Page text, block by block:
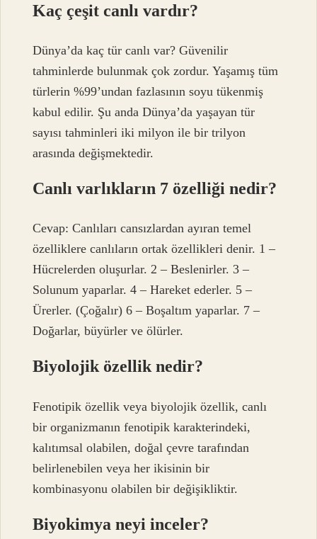
Kaç çeşit canlı vardır?
Dünya’da kaç tür canlı var? Güvenilir
tahminlerde bulunmak çok zordur. Yaşamış tüm
türlerin %99’undan fazlasının soyu tükenmiş
kabul edilir. Şu anda Dünya’da yaşayan tür
sayısı tahminleri iki milyon ile bir trilyon
arasında değişmektedir.
Canlı varlıkların 7 özelliği nedir?
Cevap: Canlıları cansızlardan ayıran temel
özelliklere canlıların ortak özellikleri denir. 1 –
Hücrelerden oluşurlar. 2 – Beslenirler. 3 –
Solunum yaparlar. 4 – Hareket ederler. 5 –
Ürerler. (Çoğalır) 6 – Boşaltım yaparlar. 7 –
Doğarlar, büyürler ve ölürler.
Biyolojik özellik nedir?
Fenotipik özellik veya biyolojik özellik, canlı
bir organizmanın fenotipik karakterindeki,
kalıtımsal olabilen, doğal çevre tarafından
belirlenebilen veya her ikisinin bir
kombinasyonu olabilen bir değişikliktir.
Biyokimya neyi inceler?